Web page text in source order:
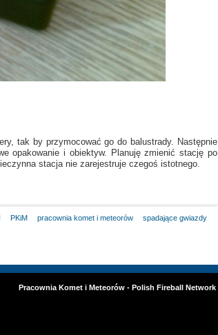
tak by przymocować go do balustrady. Następnie
opakowanie i obiektyw. Planuję zmienić stację po
stacja nie zarejestruje czegoś istotnego.
PKiM pracownia komet i meteorów
spadające gwiazdy
Pracownia Komet i Meteorów - Polish Fireball Network